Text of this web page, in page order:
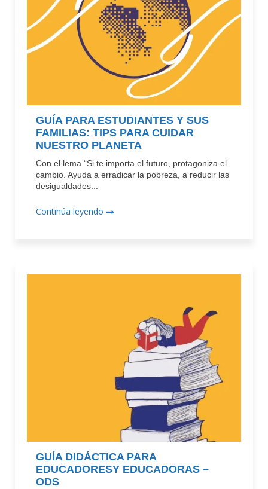
GUÍA PARA ESTUDIANTES Y SUS
FAMILIAS: TIPS PARA CUIDAR
NUESTRO PLANETA
Con el lema “Si te importa el futuro, protagoniza el
cambio. Ayuda a erradicar la pobreza, a reducir las
desigualdades...
Continúa leyendo
GUÍA DIDÁCTICA PARA
EDUCADORESY EDUCADORAS –
ODS